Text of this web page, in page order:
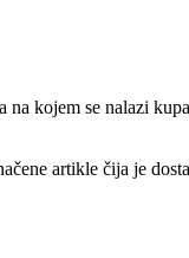
kojem se nalazi
artikle čija je